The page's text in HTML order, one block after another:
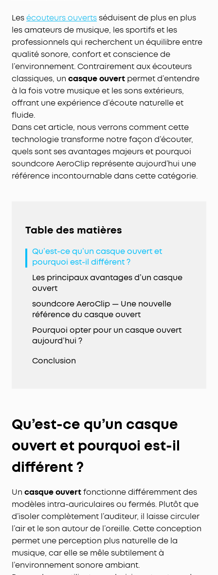
Lesécouteurs ouvertsséduisent de plus en plus
les amateurs de musique, les sportifs et les
professionnels qui recherchent un équilibre entre
qualité sonore, confort et conscience de
l’environnement. Contrairement aux écouteurs
classiques, un casque ouvert permet d’entendre
à la fois votre musique et les sons extérieurs,
offrant une expérience d’écoute naturelle et
fluide.
Dans cet article, nous verrons comment cette
technologie transforme notre façon d’écouter,
quels sont ses avantages majeurs et pourquoi
soundcore AeroClip représente aujourd’hui une
référence incontournable dans cette catégorie.
Table des matières
Qu’est-ce qu’un casque ouvert et
pourquoi est-il différent ?
Les principaux avantages d’un casque
ouvert
soundcore AeroClip — Une nouvelle
référence du casque ouvert
Pourquoi opter pour un casque ouvert
aujourd’hui ?
Conclusion
Qu’est-ce qu’un casque
ouvert et pourquoi est-il
différent ?
Un casque ouvertfonctionne différemment des
modèles intra-auriculaires ou fermés. Plutôt que
d’isoler complètement l’auditeur, il laisse circuler
l’air et le son autour de l’oreille. Cette conception
permet une perception plus naturelle de la
musique, car elle se mêle subtilement à
l’environnement sonore ambiant.